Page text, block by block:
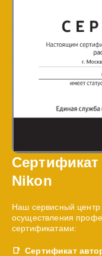
Nikon
Наш сервисный
осуществления
сертификатами:
Сертификат